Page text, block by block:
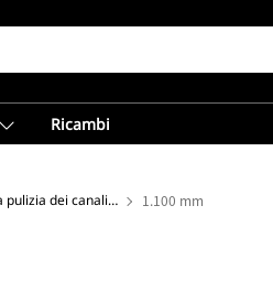
Ricambi
Benne inclinabili per la pulizia dei canali - Miniescavatore 1.100 mm